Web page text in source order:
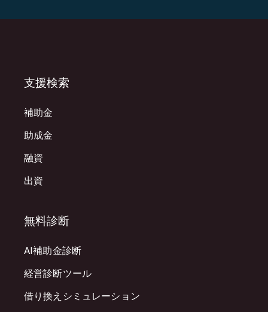
支援検索
補助金
助成金
融資
出資
無料診断
AI補助金診断
経営診断ツール
借り換えシミュレーション